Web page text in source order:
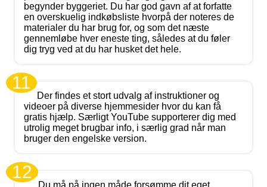
begynder byggeriet. Du har god gavn af at forfatte
en overskuelig indkøbsliste hvorpå der noteres de
materialer du har brug for, og som det næste
gennemløbe hver eneste ting, således at du føler
dig tryg ved at du har husket det hele.
11
Der findes et stort udvalg af instruktioner og
videoer på diverse hjemmesider hvor du kan få
gratis hjælp. Særligt YouTube supporterer dig med
utrolig meget brugbar info, i særlig grad når man
bruger den engelske version.
12